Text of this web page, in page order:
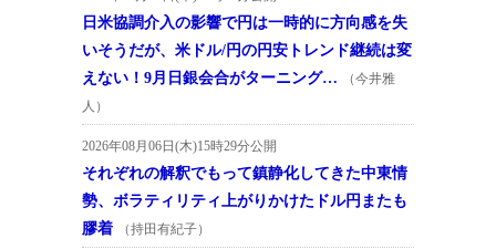
日米協調介入の影響で円は一時的に方向感を失
いそうだが、米ドル/円の円安トレンド継続は変
えない！9月日銀会合がターニング…
（今井雅
人）
2026年08月06日(木)15時29分公開
それぞれの解釈でもって鎮静化してきた中東情
勢、ボラティリティ上がりかけたドル円またも
膠着
（持田有紀子）